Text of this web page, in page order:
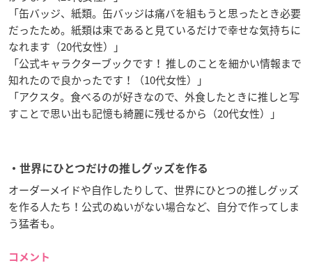
「缶バッジ、紙類。缶バッジは痛バを組もうと思ったとき必要
だったため。紙類は束であると見ているだけで幸せな気持ちに
なれます（20代女性）」
「公式キャラクターブックです！ 推しのことを細かい情報まで
知れたので良かったです！（10代女性）」
「アクスタ。食べるのが好きなので、外食したときに推しと写
すことで思い出も記憶も綺麗に残せるから（20代女性）」
・世界にひとつだけの推しグッズを作る
オーダーメイドや自作したりして、世界にひとつの推しグッズ
を作る人たち！公式のぬいがない場合など、自分で作ってしま
う猛者も。
コメント